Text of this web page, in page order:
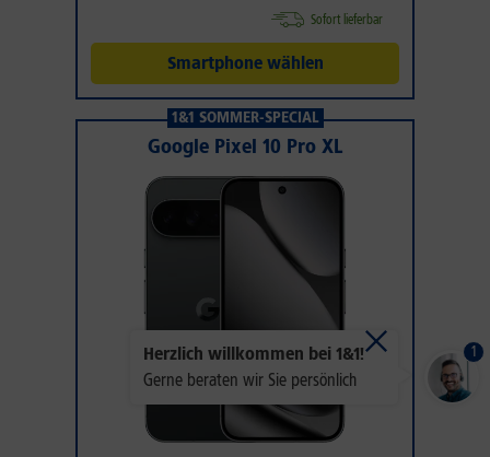
Sofort lieferbar
Smartphone wählen
1&1 SOMMER-SPECIAL
Google Pixel 10 Pro XL
1
Herzlich willkommen bei 1&1!
Gerne beraten wir Sie persönlich